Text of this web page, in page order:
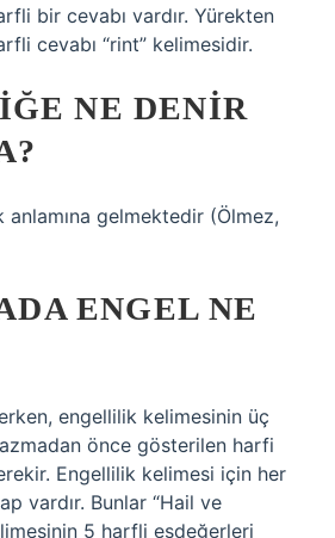
bir cevabı vardır. Yürekten
cevabı “rint” kelimesidir.
NE DENIR
gelmektedir (Ölmez,
ENGEL NE
engellilik kelimesinin üç
önce gösterilen harfi
Engellilik kelimesi için her
vardır. Bunlar “Hail ve
5 harfli eşdeğerleri